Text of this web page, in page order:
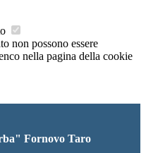
non possono essere
nella pagina della cookie
Fornovo Taro